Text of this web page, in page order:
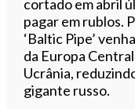
cortado em abril
pagar em rublos.
‘Baltic Pipe’
da Europa
Ucrânia,
gigante russo.